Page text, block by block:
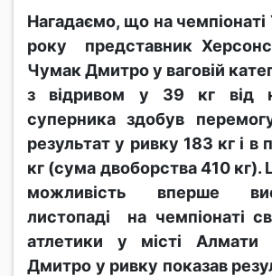
Нагадаємо, що на чемпіонаті
року представник
Чумак Дмитро у ваговій
з відривом у 39 кг від
суперника здобув
результат у ривку 183 кг і в
кг (сума двоборства 410 кг).
можливість вперше
листопаді на чемпіонаті
атлетики у місті Алмати
Дмитро у ривку показав